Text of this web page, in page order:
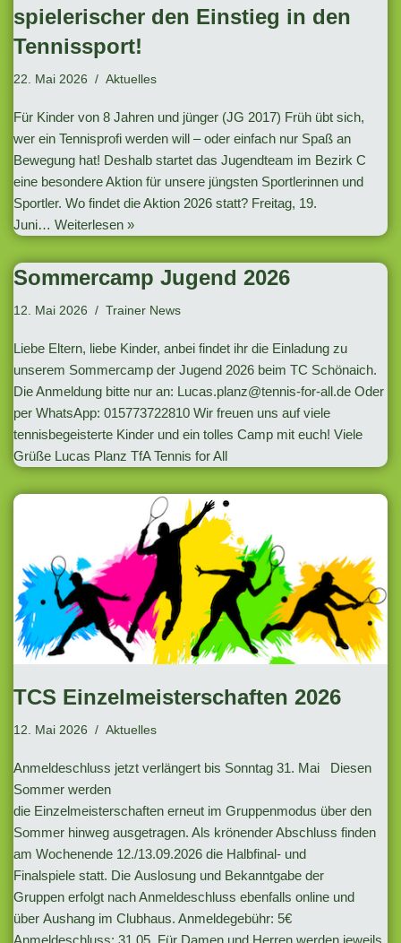
spielerischer den Einstieg in den
Tennissport!
22. Mai 2026 Aktuelles
Für Kinder von 8 Jahren und jünger (JG 2017) Früh übt sich,
wer ein Tennisprofi werden will – oder einfach nur Spaß an
Bewegung hat! Deshalb startet das Jugendteam im Bezirk C
eine besondere Aktion für unsere jüngsten Sportlerinnen und
Sportler. Wo findet die Aktion 2026 statt? Freitag, 19.
Juni… Weiterlesen »
Sommercamp Jugend 2026
12. Mai 2026 Trainer News
Liebe Eltern, liebe Kinder, anbei findet ihr die Einladung zu
unserem Sommercamp der Jugend 2026 beim TC Schönaich.
Die Anmeldung bitte nur an: Lucas.planz@tennis-for-all.de Oder
per WhatsApp: 015773722810 Wir freuen uns auf viele
tennisbegeisterte Kinder und ein tolles Camp mit euch! Viele
Grüße Lucas Planz TfA Tennis for All
TCS Einzelmeisterschaften 2026
12. Mai 2026 Aktuelles
Anmeldeschluss jetzt verlängert bis Sonntag 31. Mai Diesen
Sommer werden
die Einzelmeisterschaften erneut im Gruppenmodus über den
Sommer hinweg ausgetragen. Als krönender Abschluss finden
am Wochenende 12./13.09.2026 die Halbfinal- und
Finalspiele statt. Die Auslosung und Bekanntgabe der
Gruppen erfolgt nach Anmeldeschluss ebenfalls online und
über Aushang im Clubhaus. Anmeldegebühr: 5€
Anmeldeschluss: 31.05. Für Damen und Herren werden jeweils